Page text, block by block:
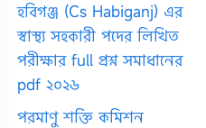
হবিগঞ্জ (Cs Habiganj) এর
স্বাস্থ্য সহকারী পদের লিখিত
পরীক্ষার full প্রশ্ন সমাধানের
pdf ২০২৬
পরমাণু শক্তি কমিশন